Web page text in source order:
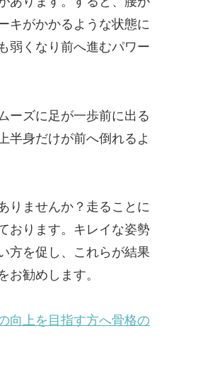
キがかかるような状態に
弱くなり前へ進むパワー
ーズに足が一歩前に出る
半身だけが前へ倒れるよ
りませんか？走ることに
おります。キレイな姿勢
方を促し、これらが結果
お勧めします。
向上を目指す方へ骨格の